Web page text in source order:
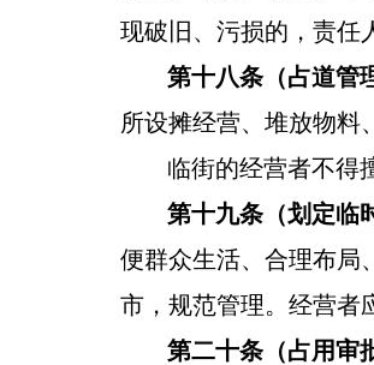
现破旧、污损的，责任
第十八条（占道管
所设摊经营、堆放物料
临街的经营者不得
第十九条（划定临
便群众生活、合理布局
市，规范管理。经营者
第二十条（占用审